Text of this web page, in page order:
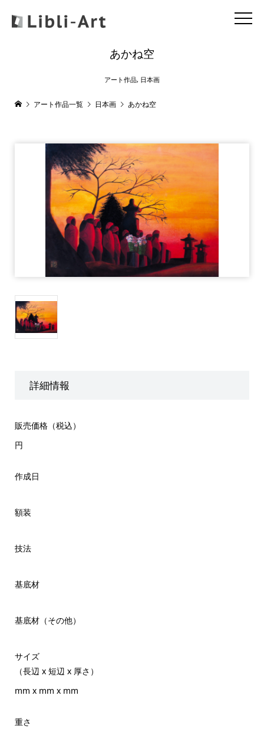
あかね空
アート作品, 日本画
アート作品一覧 日本画 あかね空
詳細情報
販売価格（税込）
円
作成日
額装
技法
基底材
基底材（その他）
サイズ
（長辺 x 短辺 x 厚さ）
mm x mm x mm
重さ